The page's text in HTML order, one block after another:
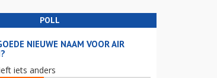
POLL
NIEUWE NAAM VOOR AIR
iets anders